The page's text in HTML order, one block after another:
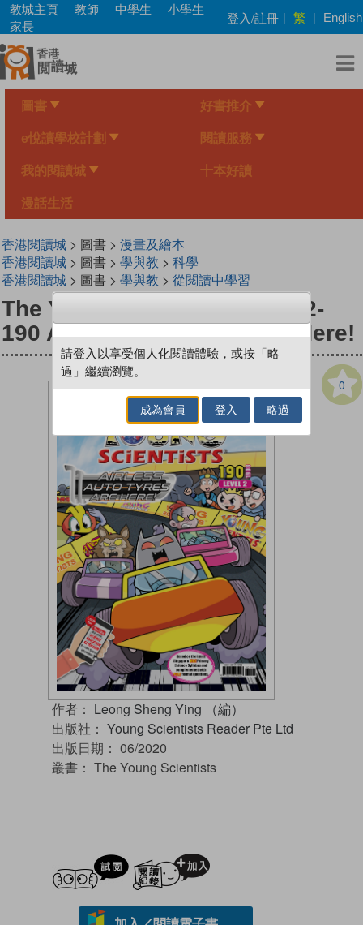
Skip
main
content
教城主頁 教師 中學生
小學生
家長
登入/註冊 | 繁 | English
圖書 好書推介
e悅讀學校計劃 閱讀服務
我的閱讀城 十本好讀
漫話生活
香港閱讀城> 圖書 > 漫畫及繪本
香港閱讀城> 圖書 > 學與教 > 科學
香港閱讀城> 圖書 > 學與教 > 從閱讀中學習
The Young Scientists Level 2-
190 Airless Auto Tyres Are Here!
0
作者： Leong Sheng Ying （編）
出版社： Young Scientists Reader Pte Ltd
出版日期： 06/2020
叢書： The Young Scientists
試閲
請登入以享受個人化閱讀體驗，或按「略
過」繼續瀏覽。
成為會員 登入 略過